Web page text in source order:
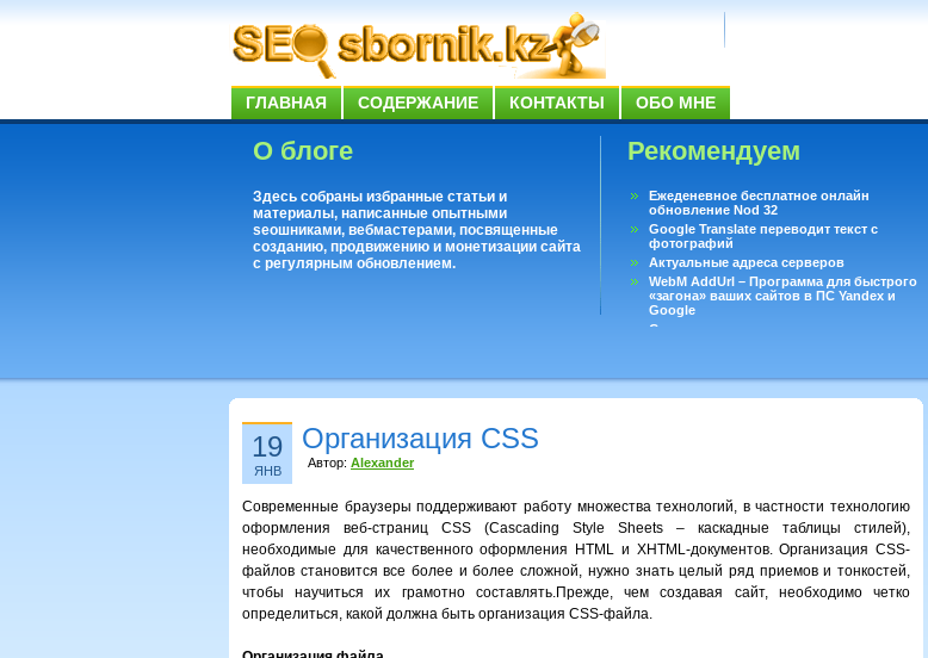
ГЛАВНАЯ СОДЕРЖАНИЕ КОНТАКТЫ ОБО МНЕ
О блоге
Здесь собраны избранные статьи и
материалы, написанные опытными
seoшниками, вебмастерами, посвященные
созданию, продвижению и монетизации сайта
с регулярным обновлением.
Рекомендуем
Ежеденевное бесплатное онлайн
обновление Nod 32
Google Translate переводит текст с
фотографий
Актуальные адреса серверов
WebM AddUrl – Программа для быстрого
«загона» ваших сайтов в ПС Yandex и
Google
Существует вопросы, на которые не может
19
ЯНВ
Организация CSS
Автор: Alexander
Современные браузеры поддерживают работу множества технологий, в частности технологию
оформления веб-страниц CSS (Cascading Style Sheets – каскадные таблицы стилей),
необходимые для качественного оформления HTML и XHTML-документов. Организация CSS-
файлов становится все более и более сложной, нужно знать целый ряд приемов и тонкостей,
чтобы научиться их грамотно составлять.Прежде, чем создавая сайт, необходимо четко
определиться, какой должна быть организация CSS-файла.